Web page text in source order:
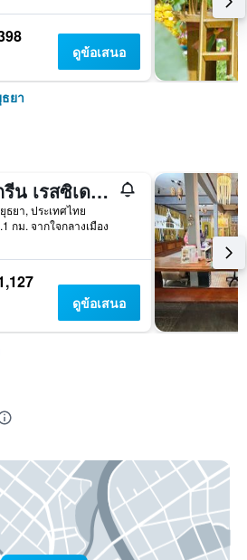
ดูข้อเสนอ
ยา
กรีน เรสซิเดนซ์ อยุธยา - SHA Plus
ธยา, ประเทศไทย
กม. จากใจกลางเมือง
ดูข้อเสนอ